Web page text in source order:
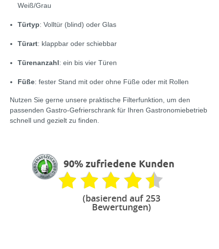
Weiß/Grau
Türtyp: Volltür (blind) oder Glas
Türart: klappbar oder schiebbar
Türenanzahl: ein bis vier Türen
Füße: fester Stand mit oder ohne Füße oder mit Rollen
Nutzen Sie gerne unsere praktische Filterfunktion, um den
passenden Gastro-Gefrierschrank für Ihren Gastronomiebetrieb
schnell und gezielt zu finden.
90% zufriedene Kunden
(basierend auf 253
Bewertungen)